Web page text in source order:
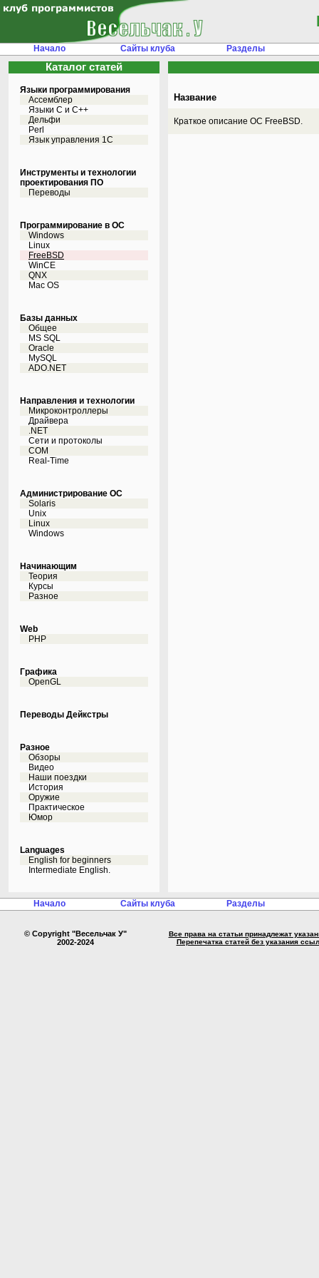
Начало Сайты клуба Разделы
Каталог статей
Языки программирования
Ассемблер
Языки С и C++
Дельфи
Perl
Язык управления 1С
Инструменты и технологии
проектирования ПО
Переводы
Программирование в ОС
Windows
Linux
FreeBSD
WinCE
QNX
Mac OS
Базы данных
Общее
MS SQL
Oracle
MySQL
ADO.NET
Направления и технологии
Микроконтроллеры
Драйвера
.NET
Сети и протоколы
COM
Real-Time
Администрирование ОС
Solaris
Unix
Linux
Windows
Начинающим
Теория
Курсы
Разное
Web
PHP
Графика
OpenGL
Переводы Дейкстры
Разное
Обзоры
Видео
Наши поездки
История
Оружие
Практическое
Юмор
Languages
English for beginners
Intermediate English.
Название
Краткое описание ОС FreeBSD.
Начало Сайты клуба Разделы
© Copyright "Весельчак У"
2002-2024
Все права на статьи принадлежат
Перепечатка статей без указания